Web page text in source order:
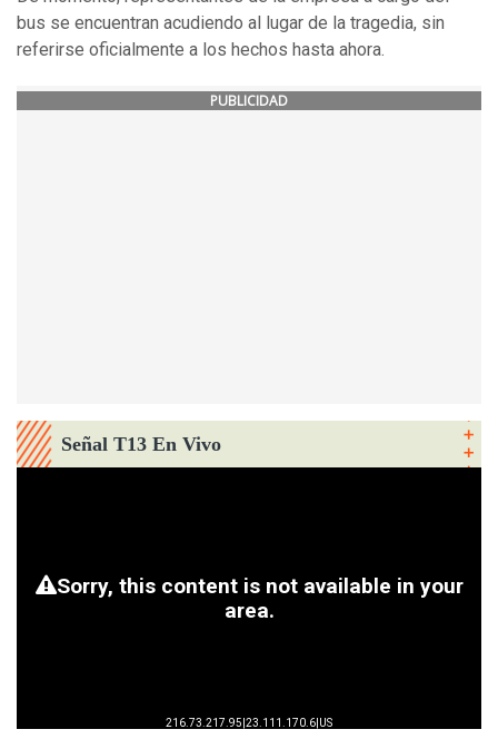
bus se encuentran acudiendo al lugar de la tragedia, sin
referirse oficialmente a los hechos hasta ahora.
PUBLICIDAD
Señal T13 En Vivo